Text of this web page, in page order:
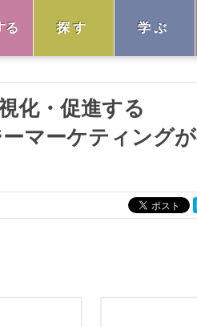
る 探す 学ぶ
化・促進する
マーケティング